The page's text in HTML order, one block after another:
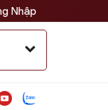
Nhập